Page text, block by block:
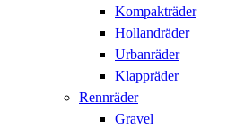
Kompakträder
Hollandräder
Urbanräder
Klappräder
Rennräder
Gravel